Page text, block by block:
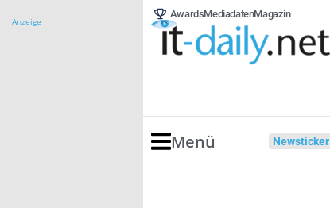
Anzeige
AwardsMediadatenMagazin
Menü Newsticker